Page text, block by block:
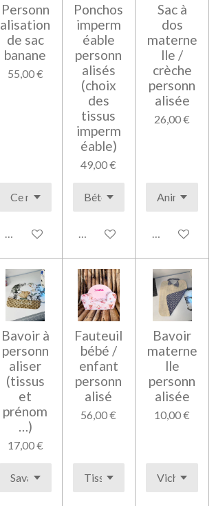
Personn
alisation
de sac
banane
55,00 €
Voir les détails
Ponchos
imperm
éable
personn
alisés
(choix
des
tissus
imperm
éable)
49,00 €
Voir les détails
Sac à
dos
materne
lle /
crèche
personn
alisée
26,00 €
Voir les
Bavoir à
personn
aliser
(tissus
et
prénom
…)
17,00 €
Fauteuil
bébé /
enfant
personn
alisé
56,00 €
Bavoir
materne
lle
personn
alisée
10,00 €